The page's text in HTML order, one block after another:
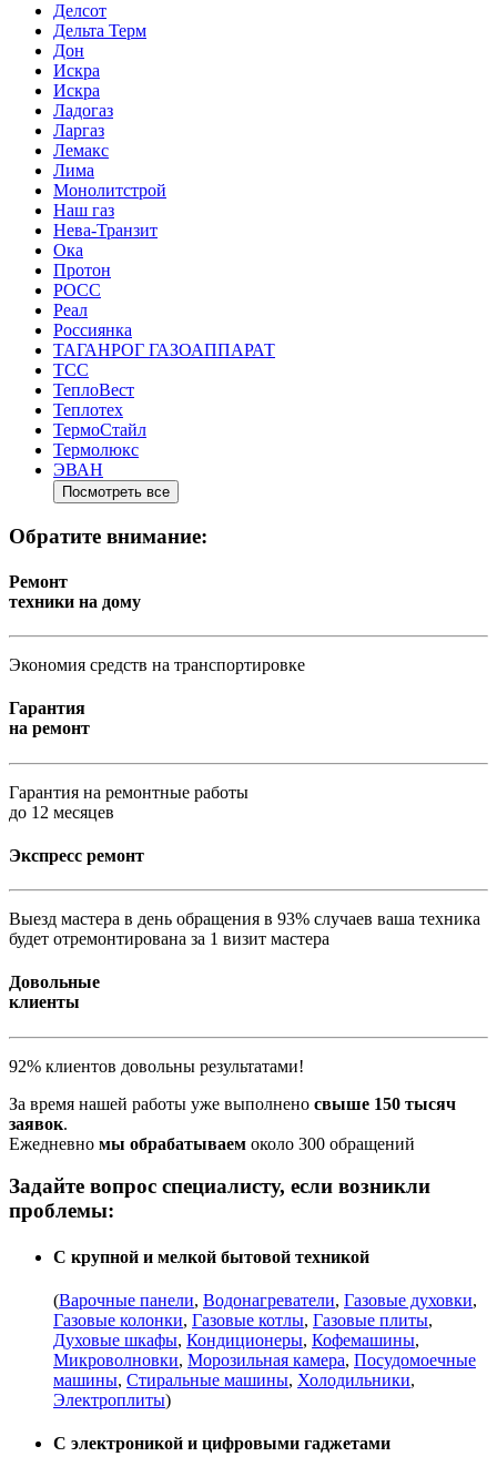
Делсот
Дельта Терм
Дон
Искра
Искра
Ладогаз
Ларгаз
Лемакс
Лима
Монолитстрой
Наш газ
Нева-Транзит
Ока
Протон
РОСС
Реал
Россиянка
ТАГАНРОГ ГАЗОАППАРАТ
ТСС
ТеплоВест
Теплотех
ТермоСтайл
Термолюкс
ЭВАН
Посмотреть все
Обратите внимание:
Ремонт
техники на дому
Экономия средств на транспортировке
Гарантия
на ремонт
Гарантия на ремонтные работы
до 12 месяцев
Экспресс ремонт
Выезд мастера в день обращения в 93% случаев ваша техника
будет отремонтирована за 1 визит мастера
Довольные
клиенты
92% клиентов довольны результатами!
За время нашей работы уже выполнено свыше 150 тысяч
заявок.
Ежедневно мы обрабатываем около 300 обращений
Задайте вопрос специалисту, если возникли
проблемы:
С крупной и мелкой бытовой техникой
(Варочные панели, Водонагреватели, Газовые духовки,
Газовые колонки, Газовые котлы, Газовые плиты,
Духовые шкафы, Кондиционеры, Кофемашины,
Микроволновки, Морозильная камера, Посудомоечные
машины, Стиральные машины, Холодильники,
Электроплиты)
С электроникой и цифровыми гаджетами